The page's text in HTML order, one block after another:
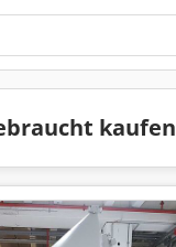
kaufen